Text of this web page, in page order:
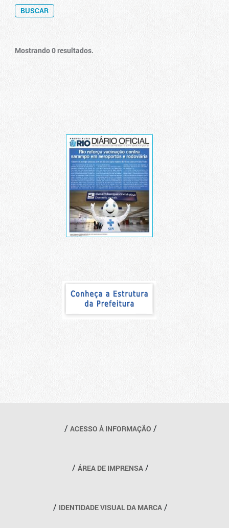
Mostrando 0 resultados.
Outros links
ACESSO À INFORMAÇÃO
ÁREA DE IMPRENSA
IDENTIDADE VISUAL DA MARCA